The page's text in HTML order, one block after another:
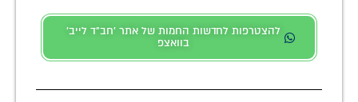
להצטרפות לחדשות החמות של אתר 'חב"ד לייב'
בוואצפ